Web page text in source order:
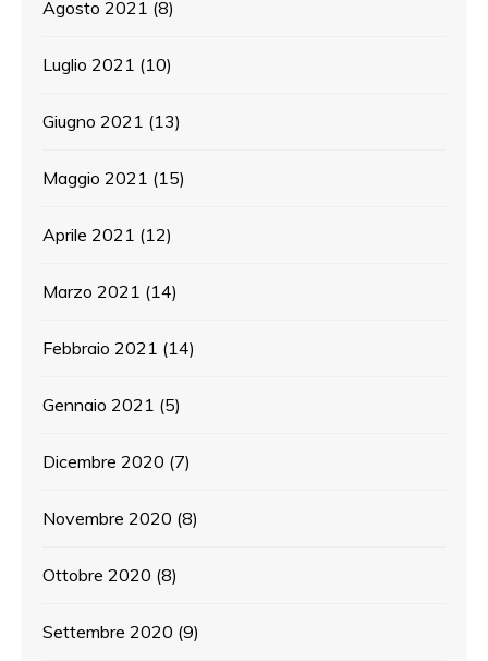
Agosto 2021 (8)
Luglio 2021 (10)
Giugno 2021 (13)
Maggio 2021 (15)
Aprile 2021 (12)
Marzo 2021 (14)
Febbraio 2021 (14)
Gennaio 2021 (5)
Dicembre 2020 (7)
Novembre 2020 (8)
Ottobre 2020 (8)
Settembre 2020 (9)